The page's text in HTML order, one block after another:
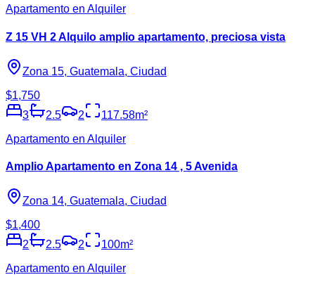
Apartamento en Alquiler
Z 15 VH 2 Alquilo amplio apartamento, preciosa vista
Zona 15, Guatemala, Ciudad
$1,750
3
2.5 2 117.58m²
Apartamento en Alquiler
Amplio Apartamento en Zona 14 , 5 Avenida
Zona 14, Guatemala, Ciudad
$1,400
2
2.5 2 100m²
Apartamento en Alquiler